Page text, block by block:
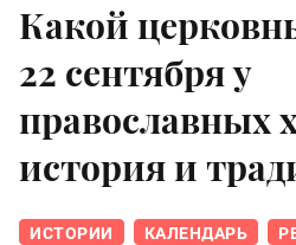
Какой
22 сентября у
православных
история и
ИСТОРИИ КАЛЕНДАРЬ